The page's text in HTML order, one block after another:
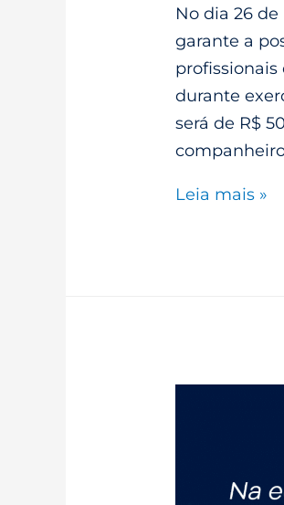
No dia 26 de
garante a
durante
será de R$
Leia mais »